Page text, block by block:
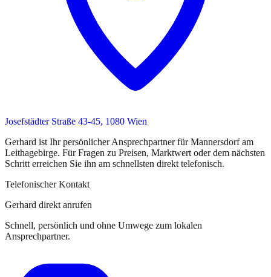
Josefstädter Straße 43-45, 1080 Wien
Gerhard ist Ihr persönlicher Ansprechpartnerfür Mannersdorf am
Leithagebirge. Für Fragen zu Preisen, Marktwert oder dem nächsten
Schritt erreichen Sie ihn am schnellsten direkt telefonisch.
Telefonischer Kontakt
Gerhard direkt anrufen
Schnell, persönlich und ohne Umwege zum lokalen
Ansprechpartner.